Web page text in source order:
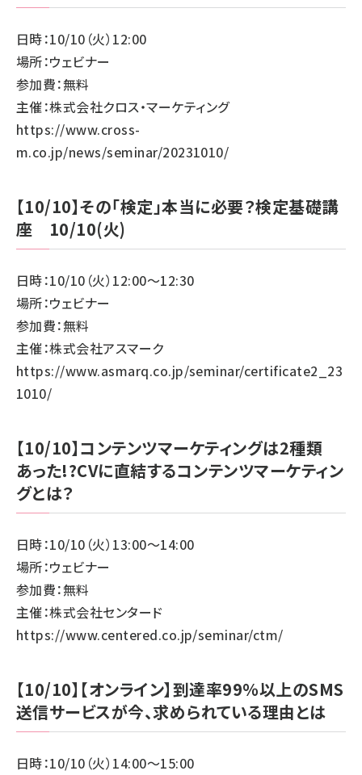
日時：10/10（火）12:00
場所：ウェビナー
参加費：無料
主催：株式会社クロス・マーケティング
https://www.cross-
m.co.jp/news/seminar/20231010/
【10/10】その「検定」本当に必要？検定基礎講
座 10/10(火)
日時：10/10（火）12:00～12:30
場所：ウェビナー
参加費：無料
主催：株式会社アスマーク
https://www.asmarq.co.jp/seminar/certificate2_23
1010/
【10/10】コンテンツマーケティングは2種類
あった!?CVに直結するコンテンツマーケティン
グとは？
日時：10/10（火）13:00～14:00
場所：ウェビナー
参加費：無料
主催：株式会社センタード
https://www.centered.co.jp/seminar/ctm/
【10/10】【オンライン】到達率99％以上のSMS
送信サービスが今、求められている理由とは
日時：10/10（火）14:00～15:00